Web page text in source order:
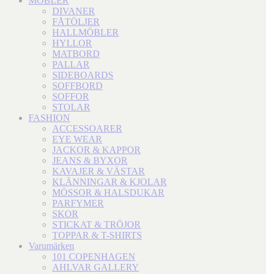
DIVANER
FÅTÖLJER
HALLMÖBLER
HYLLOR
MATBORD
PALLAR
SIDEBOARDS
SOFFBORD
SOFFOR
STOLAR
FASHION
ACCESSOARER
EYE WEAR
JACKOR & KAPPOR
JEANS & BYXOR
KAVAJER & VÄSTAR
KLÄNNINGAR & KJOLAR
MÖSSOR & HALSDUKAR
PARFYMER
SKOR
STICKAT & TRÖJOR
TOPPAR & T-SHIRTS
Varumärken
101 COPENHAGEN
AHLVAR GALLERY